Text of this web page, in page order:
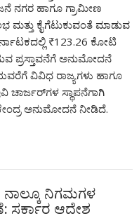
ನಗರ ಹಾಗೂ ಗ್ರಾಮೀಣ
ಮತ್ತು ಕೈಗೆಟುಕುವಂತೆ ಮಾಡುವ
₹123.26 ಕೋಟಿ
ಪ್ರಸ್ತಾವನೆಗೆ ಅನುಮೋದನೆ
ವಿವಿಧ ರಾಜ್ಯಗಳು ಹಾಗೂ
ಚಾರ್ಜರ್‌ಗಳ ಸ್ಥಾಪನೆಗಾಗಿ
ಅನುಮೋದನೆ ನೀಡಿದೆ.
ನಾಲ್ಕೂ ನಿಗಮಗಳ
ಸರ್ಕಾರ ಆದೇಶ